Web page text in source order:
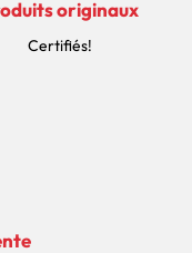
originaux
Certifiés!